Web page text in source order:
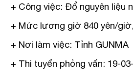
+ Công việc: Đổ nguyên liệu
+ Mức lương giờ 840 yên/
+ Nơi làm việc: Tỉnh GUNMA
+ Thi tuyển phỏng vấn: 19-